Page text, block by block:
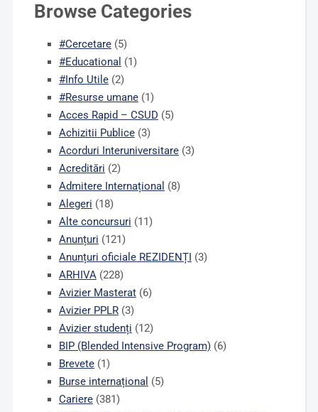
Browse Categories
#Cercetare(5)
#Educational (1)
#Info Utile(2)
#Resurse umane(1)
Acces Rapid – CSUD (5)
Achizitii Publice(3)
Acorduri Interuniversitare(3)
Acreditări (2)
Admitere Internațional (8)
Alegeri (18)
Alte concursuri (11)
Anunțuri (121)
Anunțuri oficiale REZIDENȚI (3)
ARHIVA(228)
Avizier Masterat(6)
Avizier PPLR(3)
Avizier studenți (12)
BIP (Blended Intensive Program)(6)
Brevete(1)
Burse internațional (5)
Cariere(381)